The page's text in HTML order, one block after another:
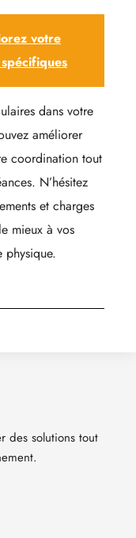
votre
dans votre
améliorer
coordination tout
N’hésitez
et charges
mieux à vos
des solutions tout